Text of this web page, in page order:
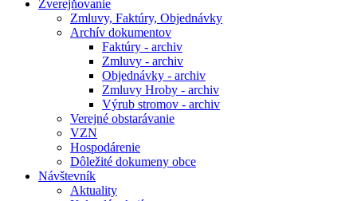
Zverejňovanie
Zmluvy, Faktúry, Objednávky
Archív dokumentov
Faktúry - archiv
Zmluvy - archiv
Objednávky - archiv
Zmluvy Hroby - archiv
Výrub stromov - archiv
Verejné obstarávanie
VZN
Hospodárenie
Dôležité dokumeny obce
Návštevník
Aktuality